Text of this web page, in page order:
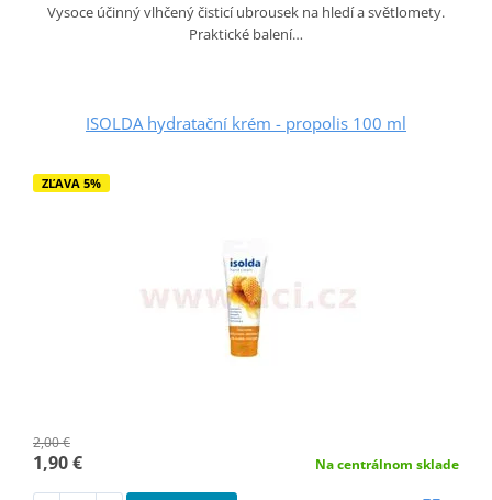
Vysoce účinný vlhčený čisticí ubrousek na hledí a světlomety.
Praktické balení…
ISOLDA hydratační krém - propolis 100 ml
ZĽAVA 5%
2,00 €
1,90 € Na centrálnom sklade